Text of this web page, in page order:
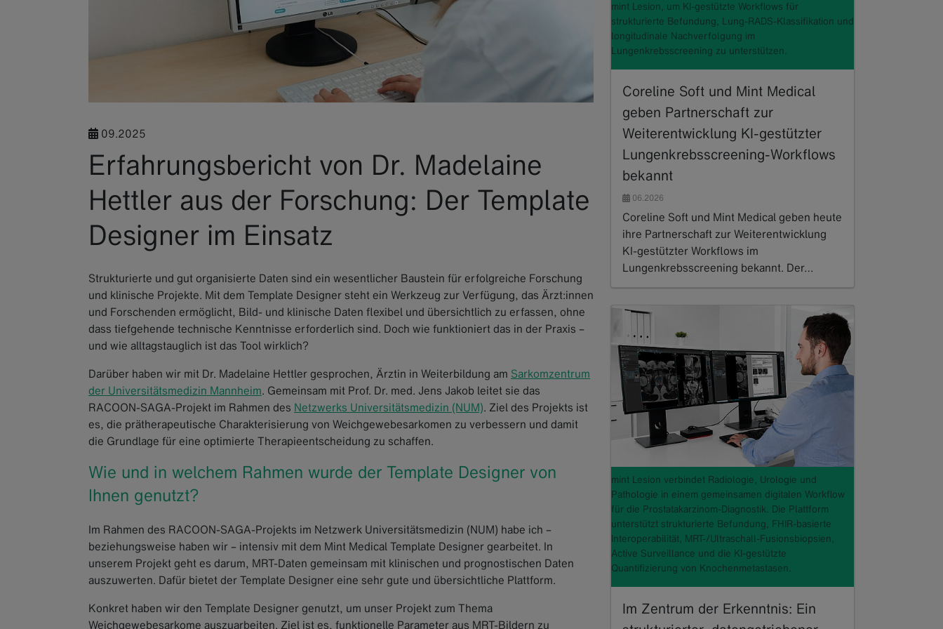
09.2025
Erfahrungsbericht von Dr. Madelaine
Hettler aus der Forschung: Der Template
Designer im Einsatz
Strukturierte und gut organisierte Daten sind ein wesentlicher Baustein für erfolgreiche Forschung
und klinische Projekte. Mit dem Template Designer steht ein Werkzeug zur Verfügung, das Ärzt:innen
und Forschenden ermöglicht, Bild- und klinische Daten flexibel und übersichtlich zu erfassen, ohne
dass tiefgehende technische Kenntnisse erforderlich sind. Doch wie funktioniert das in der Praxis –
und wie alltagstauglich ist das Tool wirklich?
Darüber haben wir mit Dr. Madelaine Hettler gesprochen, Ärztin in Weiterbildung am Sarkomzentrum
der Universitätsmedizin Mannheim. Gemeinsam mit Prof. Dr. med. Jens Jakob leitet sie das
RACOON-SAGA-Projekt im Rahmen des Netzwerks Universitätsmedizin (NUM). Ziel des Projekts ist
es, die prätherapeutische Charakterisierung von Weichgewebesarkomen zu verbessern und damit
die Grundlage für eine optimierte Therapieentscheidung zu schaffen.
Wie und in welchem Rahmen wurde der Template Designer von
Ihnen genutzt?
Im Rahmen des RACOON-SAGA-Projekts im Netzwerk Universitätsmedizin (NUM) habe ich –
beziehungsweise haben wir – intensiv mit dem Mint Medical Template Designer gearbeitet. In
unserem Projekt geht es darum, MRT-Daten gemeinsam mit klinischen und prognostischen Daten
auszuwerten. Dafür bietet der Template Designer eine sehr gute und übersichtliche Plattform.
Konkret haben wir den Template Designer genutzt, um unser Projekt zum Thema
Weichgewebesarkome auszuarbeiten. Ziel ist es, funktionelle Parameter aus MRT-Bildern zu
mint Lesion, um KI-gestützte Workflows für
strukturierte Befundung, Lung-RADS-Klassifikation und
longitudinale Nachverfolgung im
Lungenkrebsscreening zu unterstützen.
Coreline Soft und Mint Medical
geben Partnerschaft zur
Weiterentwicklung KI-gestützter
Lungenkrebsscreening-Workflows
bekannt
06.2026
Coreline Soft und Mint Medical geben heute
ihre Partnerschaft zur Weiterentwicklung
KI-gestützter Workflows im
Lungenkrebsscreening bekannt. Der…
mint Lesion verbindet Radiologie, Urologie und
Pathologie in einem gemeinsamen digitalen Workflow
für die Prostatakarzinom-Diagnostik. Die Plattform
unterstützt strukturierte Befundung, FHIR-basierte
Interoperabilität, MRT-/Ultraschall-Fusionsbiopsien,
Active Surveillance und die KI-gestützte
Quantifizierung von Knochenmetastasen.
Im Zentrum der Erkenntnis: Ein